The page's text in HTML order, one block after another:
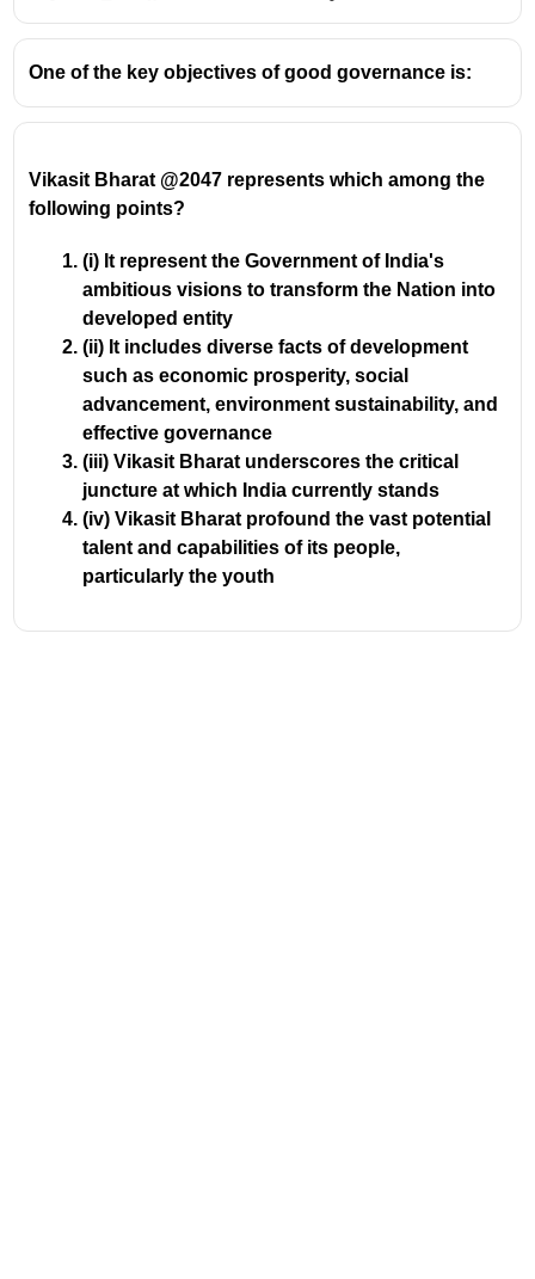
One of the key objectives of good governance is:
Vikasit Bharat @2047 represents which among the
following points?
(i) It represent the Government of India's
ambitious visions to transform the Nation into
developed entity
(ii) It includes diverse facts of development
such as economic prosperity, social
advancement, environment sustainability, and
effective governance
(iii) Vikasit Bharat underscores the critical
juncture at which India currently stands
(iv) Vikasit Bharat profound the vast potential
talent and capabilities of its people,
particularly the youth